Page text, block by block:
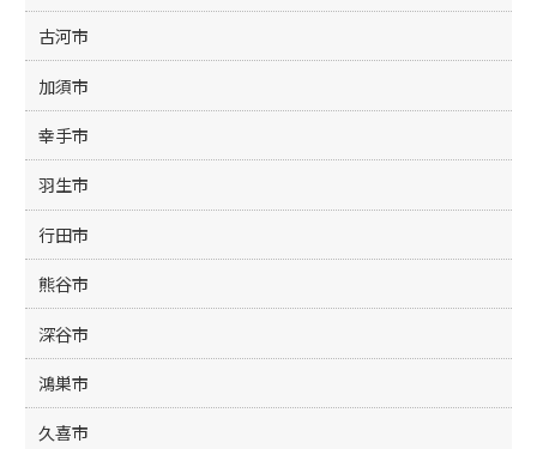
古河市
加須市
幸手市
羽生市
行田市
熊谷市
深谷市
鴻巣市
久喜市